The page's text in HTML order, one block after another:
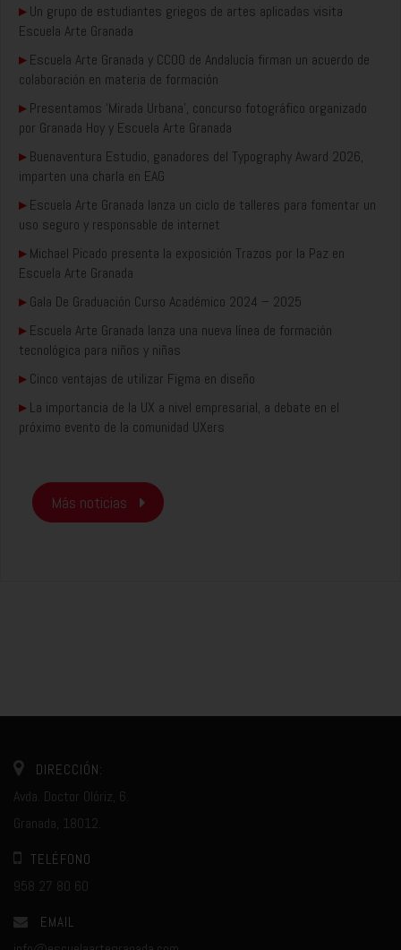
▸Un grupo de estudiantes griegos de artes aplicadas visita
Escuela Arte Granada
▸Escuela Arte Granada y CCOO de Andalucía firman un acuerdo de
colaboración en materia de formación
▸Presentamos ‘Mirada Urbana’, concurso fotográfico organizado
por Granada Hoy y Escuela Arte Granada
▸Buenaventura Estudio, ganadores del Typography Award 2026,
imparten una charla en EAG
▸Escuela Arte Granada lanza un ciclo de talleres para fomentar un
uso seguro y responsable de internet
▸Michael Picado presenta la exposición Trazos por la Paz en
Escuela Arte Granada
▸Gala De Graduación Curso Académico 2024 – 2025
▸Escuela Arte Granada lanza una nueva línea de formación
tecnológica para niños y niñas
▸Cinco ventajas de utilizar Figma en diseño
▸La importancia de la UX a nivel empresarial, a debate en el
próximo evento de la comunidad UXers
Más noticias
DIRECCIÓN:
Avda. Doctor Olóriz, 6.
Granada, 18012.
TELÉFONO
958 27 80 60
EMAIL